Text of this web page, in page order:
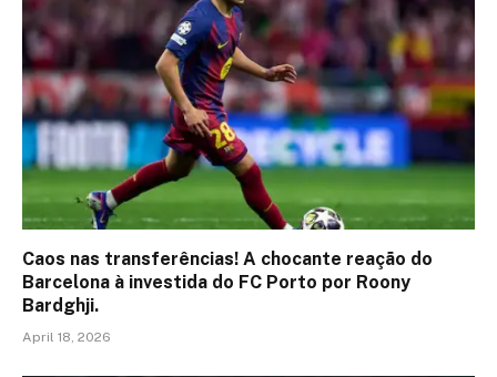
Caos nas transferências! A chocante reação do
Barcelona à investida do FC Porto por Roony
Bardghji.
April 18, 2026